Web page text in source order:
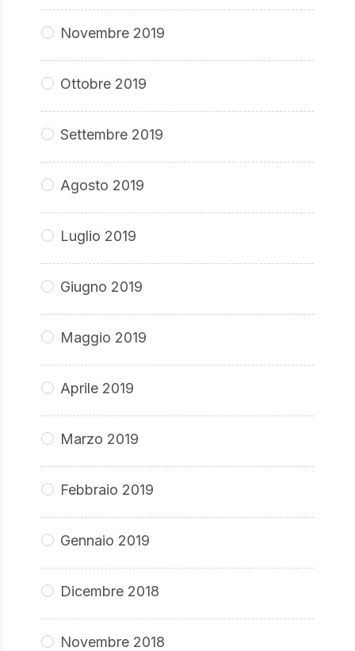
Novembre 2019
Ottobre 2019
Settembre 2019
Agosto 2019
Luglio 2019
Giugno 2019
Maggio 2019
Aprile 2019
Marzo 2019
Febbraio 2019
Gennaio 2019
Dicembre 2018
Novembre 2018